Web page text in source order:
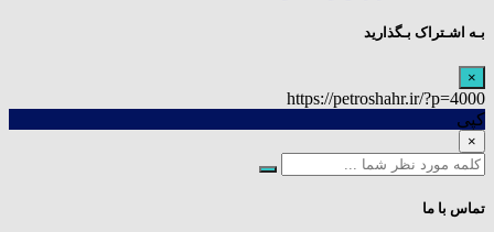
بـه اشـتراک بـگذارید
×
https://petroshahr.ir/?p=4000
کپی
×
تماس با ما